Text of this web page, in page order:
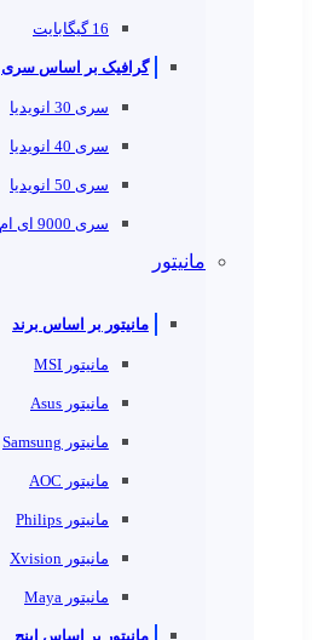
16 گیگابایت
گرافیک بر اساس سری
سری 30 انویدیا
سری 40 انویدیا
سری 50 انویدیا
سری 9000 ای ام دی
مانیتور
مانیتور بر اساس برند
مانیتور MSI
مانیتور Asus
مانیتور Samsung
مانیتور AOC
مانیتور Philips
مانیتور Xvision
مانیتور Maya
مانیتور بر اساس اینچ